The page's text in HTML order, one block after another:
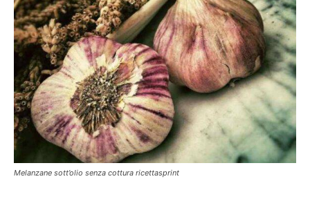
Melanzane sott’olio senza cottura ricettasprint